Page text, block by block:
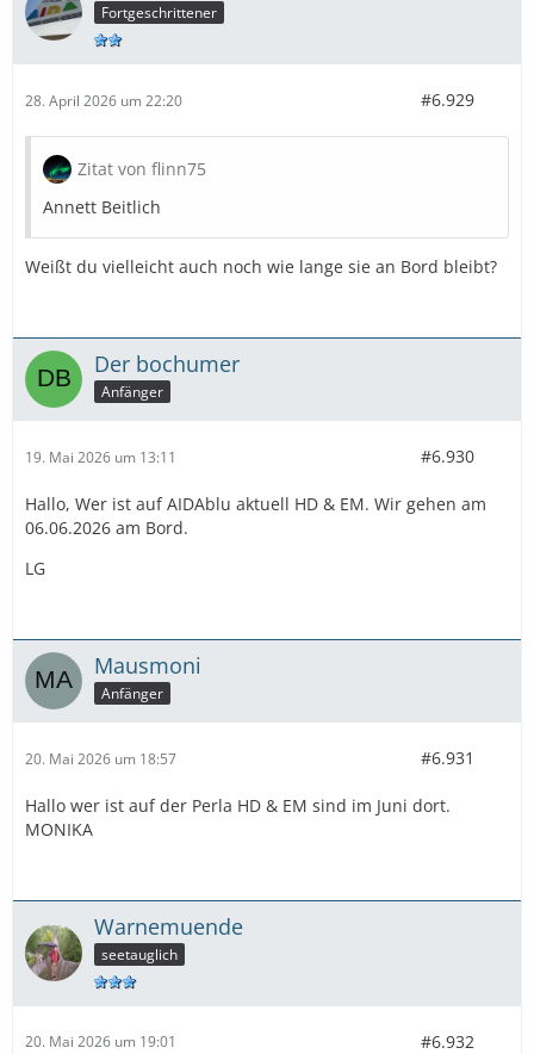
Fortgeschrittener
28. April 2026 um 22:20 #6.929
Zitat von flinn75
Annett Beitlich
Weißt du vielleicht auch noch wie lange sie an Bord bleibt?
Der bochumer
Anfänger
19. Mai 2026 um 13:11 #6.930
Hallo, Wer ist auf AIDAblu aktuell HD & EM. Wir gehen am
06.06.2026 am Bord.
LG
Mausmoni
Anfänger
20. Mai 2026 um 18:57 #6.931
Hallo wer ist auf der Perla HD & EM sind im Juni dort.
MONIKA
Warnemuende
seetauglich
20. Mai 2026 um 19:01 #6.932